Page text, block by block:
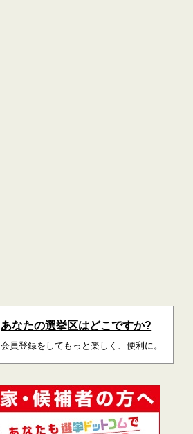
あなたの選挙区はどこですか?
会員登録をしてもっと楽しく、便利に。